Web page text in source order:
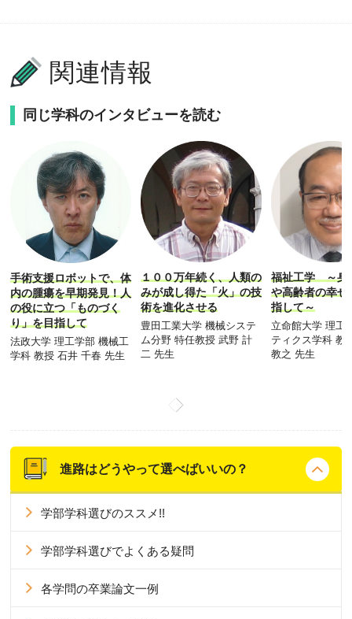
関連情報
同じ学科のインタビューを読む
手術支援ロボットで、体
内の腫瘍を早期発見！人
の役に立つ「ものづく
り」を目指して
法政大学 理工学部 機械工
学科 教授 石井 千春 先生
１００万年続く、人類の
みが成し得た「火」の技
術を進化させる
豊田工業大学 機械システ
ム分野 特任教授 武野 計
二 先生
福祉工学 ～身
や高齢者の幸せ
指して～
立命館大学 理工
ティクス学科 教
教之 先生
進路はどうやって選べばいいの？
学部学科選びのススメ!!
学部学科選びでよくある疑問
各学問の卒業論文一例